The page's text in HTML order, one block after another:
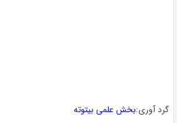
گرد آوری:بخش علمی بیتوته